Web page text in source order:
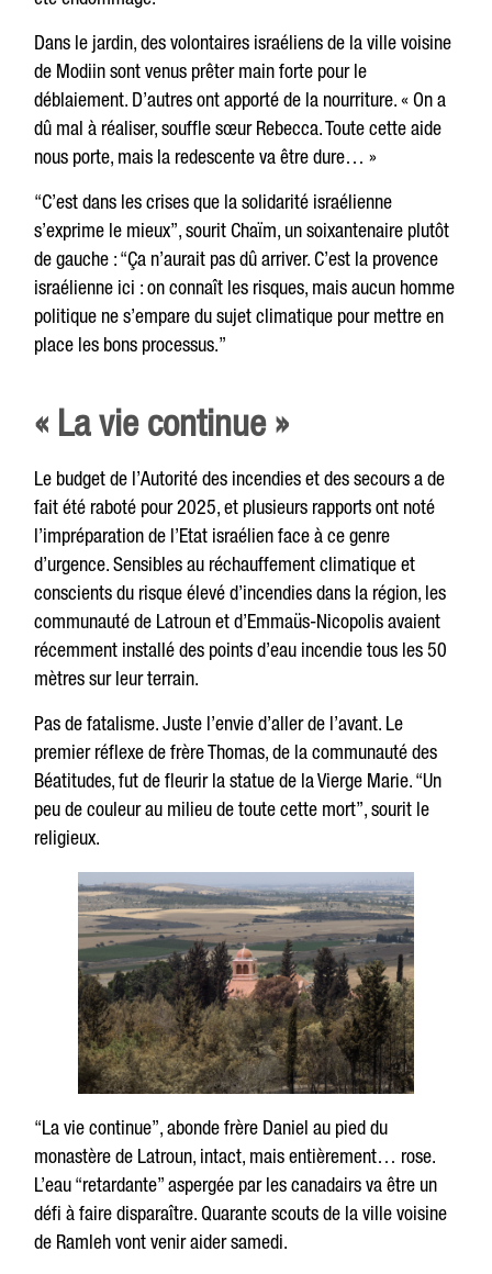
Dans le jardin, des volontaires israéliens de la ville voisine
de Modiin sont venus prêter main forte pour le
déblaiement. D’autres ont apporté de la nourriture. « On a
dû mal à réaliser, souffle sœur Rebecca. Toute cette aide
nous porte, mais la redescente va être dure… »
“C’est dans les crises que la solidarité israélienne
s’exprime le mieux”, sourit Chaïm, un soixantenaire plutôt
de gauche : “Ça n’aurait pas dû arriver. C’est la provence
israélienne ici : on connaît les risques, mais aucun homme
politique ne s’empare du sujet climatique pour mettre en
place les bons processus.”
« La vie continue »
Le budget de l’Autorité des incendies et des secours a de
fait été raboté pour 2025, et plusieurs rapports ont noté
l’impréparation de l’Etat israélien face à ce genre
d’urgence. Sensibles au réchauffement climatique et
conscients du risque élevé d’incendies dans la région, les
communauté de Latroun et d’Emmaüs-Nicopolis avaient
récemment installé des points d’eau incendie tous les 50
mètres sur leur terrain.
Pas de fatalisme. Juste l’envie d’aller de l’avant. Le
premier réflexe de frère Thomas, de la communauté des
Béatitudes, fut de fleurir la statue de la Vierge Marie. “Un
peu de couleur au milieu de toute cette mort”, sourit le
religieux.
“La vie continue”, abonde frère Daniel au pied du
monastère de Latroun, intact, mais entièrement… rose.
L’eau “retardante” aspergée par les canadairs va être un
défi à faire disparaître. Quarante scouts de la ville voisine
de Ramleh vont venir aider samedi.